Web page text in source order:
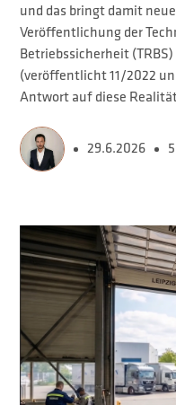
und das bringt damit
Veröffentlichung der
Betriebssicherheit (TRBS)
(veröffentlicht 11/2022
Antwort auf diese
29.6.2026